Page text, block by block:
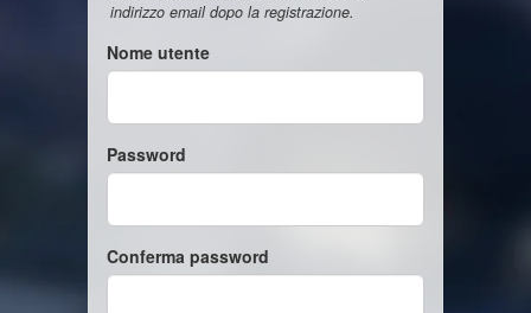
indirizzo email dopo la registrazione.
Nome utente
Password
Conferma password